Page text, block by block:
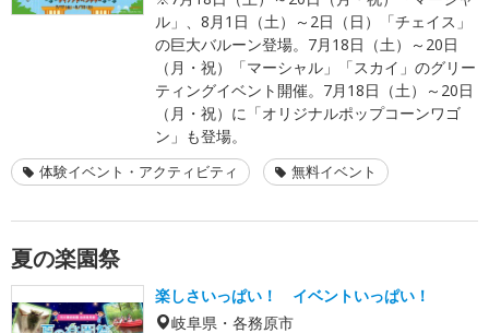
ル」、8月1日（土）～2日（日）「チェイス」
の巨大バルーン登場。7月18日（土）～20日
（月・祝）「マーシャル」「スカイ」のグリー
ティングイベント開催。7月18日（土）～20日
（月・祝）に「オリジナルポップコーンワゴ
ン」も登場。
体験イベント・アクティビティ 無料イベント
夏の楽園祭
楽しさいっぱい！ イベントいっぱい！
岐阜県・各務原市